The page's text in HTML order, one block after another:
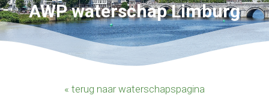
AWP waterschap Limburg
« terug naar waterschapspagina